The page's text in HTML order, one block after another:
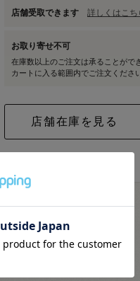
店舗受取できます 詳しくはこち
お取り寄せ不可
在庫数以上のご注文は承ることがで
カートに入る範囲内でご注文くださ